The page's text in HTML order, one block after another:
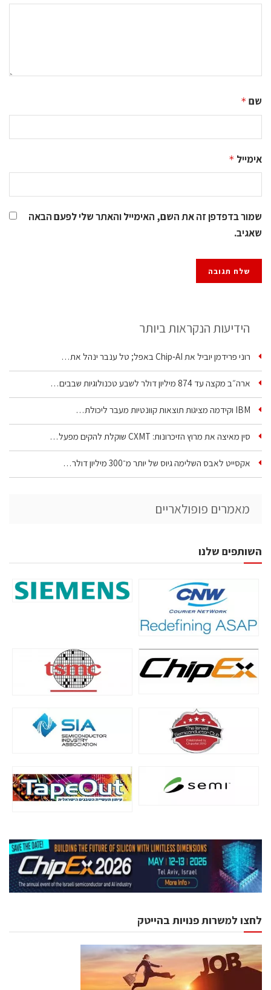
שם *
אימייל *
שמור בדפדפן זה את השם, האימייל והאתר שלי לפעם הבאה
שאגיב.
הידיעות הנקראות ביותר
רוני פרידמן יוביל את Chip‑AI באפל; טל ענבר ינהל את…
ארה״ב מקצה עד 874 מיליון דולר לשבע טכנולוגיות שבבים…
IBM וקידמה מציגות תוצאות קוונטיות מעבר ליכולת…
סין מאיצה את מרוץ הזיכרונות: CXMT שוקלת להקים מפעל…
אקסייט לאבס השלימה גיוס של יותר מ־300 מיליון דולר…
מאמרים פופולאריים
השותפים שלנו
לחצו למשרות פנויות בהייטק